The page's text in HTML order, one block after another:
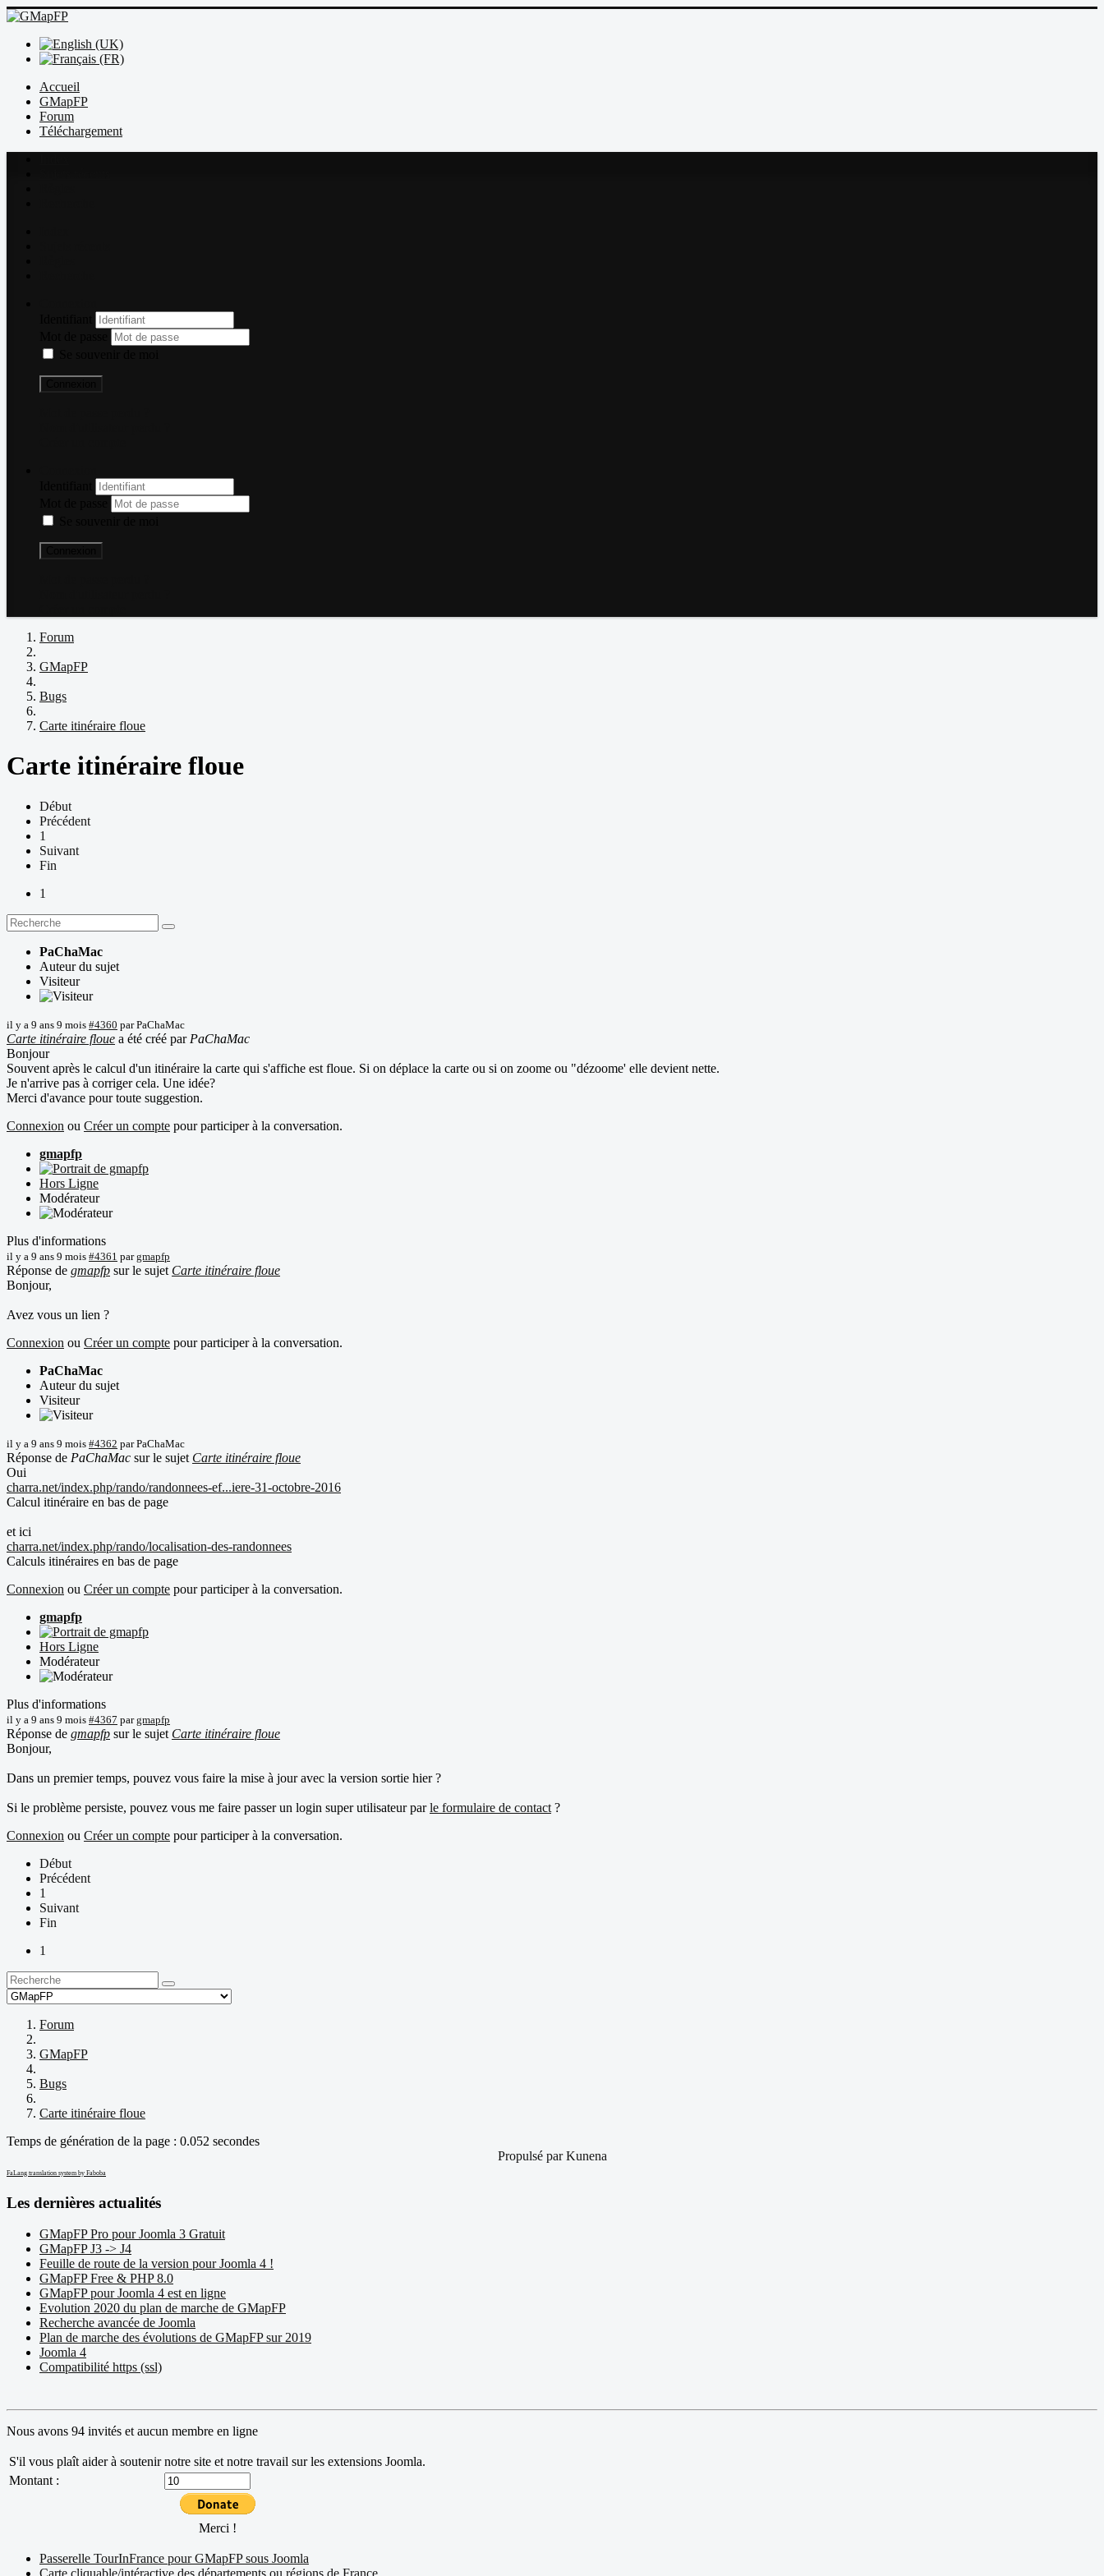
Accueil
GMapFP
Forum
Téléchargement
Forum
GMapFP
Bugs
Carte itinéraire floue
Carte itinéraire floue
Début
Précédent
1
Suivant
Fin
1
PaChaMac
Auteur du sujet
Visiteur
il y a 9 ans 9 mois #4360 parPaChaMac
Carte itinéraire floue a été créé par PaChaMac
Bonjour
Souvent après le calcul d'un itinéraire la carte qui s'affiche est floue. Si on déplace la carte ou si on zoome ou "dézoome' elle devient nette.
Je n'arrive pas à corriger cela. Une idée?
Merci d'avance pour toute suggestion.
Connexion ou Créer un compte pour participer à la conversation.
gmapfp
Hors Ligne
Modérateur
Plus d'informations
il y a 9 ans 9 mois #4361 pargmapfp
Réponse de gmapfp sur le sujet Carte itinéraire floue
Bonjour,
Avez vous un lien ?
Connexion ou Créer un compte pour participer à la conversation.
PaChaMac
Auteur du sujet
Visiteur
il y a 9 ans 9 mois #4362 parPaChaMac
Réponse de PaChaMac sur le sujet Carte itinéraire floue
Oui
charra.net/index.php/rando/randonnees-ef...iere-31-octobre-2016
Calcul itinéraire en bas de page
et ici
charra.net/index.php/rando/localisation-des-randonnees
Calculs itinéraires en bas de page
Connexion ou Créer un compte pour participer à la conversation.
gmapfp
Hors Ligne
Modérateur
Plus d'informations
il y a 9 ans 9 mois #4367 pargmapfp
Réponse de gmapfp sur le sujet Carte itinéraire floue
Bonjour,
Dans un premier temps, pouvez vous faire la mise à jour avec la version sortie hier ?
Si le problème persiste, pouvez vous me faire passer un login super utilisateur parle formulaire de contact ?
Connexion ou Créer un compte pour participer à la conversation.
Début
Précédent
1
Suivant
Fin
1
Forum
GMapFP
Bugs
Carte itinéraire floue
Temps de génération de la page : 0.052 secondes
Propulsé parKunena
FaLang translation system by Faboba
Les dernières actualités
GMapFP Pro pour Joomla 3 Gratuit
GMapFP J3 -> J4
Feuille de route de la version pour Joomla 4 !
GMapFP Free & PHP 8.0
GMapFP pour Joomla 4 est en ligne
Evolution 2020 du plan de marche de GMapFP
Recherche avancée de Joomla
Plan de marche des évolutions de GMapFP sur 2019
Joomla 4
Compatibilité https (ssl)
Nous avons 94 invités et aucun membre en ligne
S'il vous plaît aider à soutenir notre site et notre travail sur les extensions Joomla.
Montant :
Merci !
Passerelle TourInFrance pour GMapFP sous Joomla